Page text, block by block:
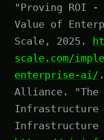
"Proving ROI -
Value of
Scale, 2025.
scale.com/
enterprise-ai/
Alliance.
Infrastructure
Infrastructure